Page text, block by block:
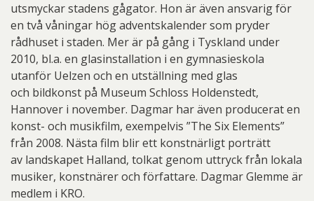
utsmyckar stadens gågator. Hon är även ansvarig för
en två våningar hög adventskalender som pryder
rådhuset i staden. Mer är på gång i Tyskland under
2010, bl.a. en glasinstallation i en gymnasieskola
utanför Uelzen och en utställning med glas
och bildkonst på Museum Schloss Holdenstedt,
Hannover i november. Dagmar har även producerat en
konst- och musikfilm, exempelvis ”The Six Elements”
från 2008. Nästa film blir ett konstnärligt porträtt
av landskapet Halland, tolkat genom uttryck från lokala
musiker, konstnärer och författare. Dagmar Glemme är
medlem i KRO.